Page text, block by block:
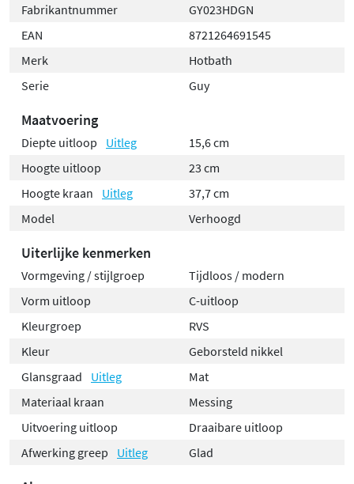
Fabrikantnummer
GY023HDGN
EAN
8721264691545
Merk
Hotbath
Serie
Guy
Maatvoering
Diepte uitloop Uitleg
15,6 cm
Hoogte uitloop
23 cm
Hoogte kraan
Uitleg
37,7 cm
Model
Verhoogd
Uiterlijke kenmerken
Vormgeving / stijlgroep
Tijdloos / modern
Vorm uitloop
C-uitloop
Kleurgroep
RVS
Kleur
Geborsteld nikkel
Glansgraad
Uitleg
Mat
Materiaal kraan
Messing
Uitvoering uitloop
Draaibare uitloop
Afwerking greep
Uitleg Glad